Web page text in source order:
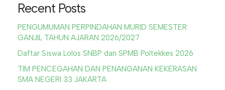
Recent Posts
PENGUMUMAN PERPINDAHAN MURID SEMESTER
GANJIL TAHUN AJARAN 2026/2027
Daftar Siswa Lolos SNBP dan SPMB Poltekkes 2026
TIM PENCEGAHAN DAN PENANGANAN KEKERASAN
SMA NEGERI 33 JAKARTA